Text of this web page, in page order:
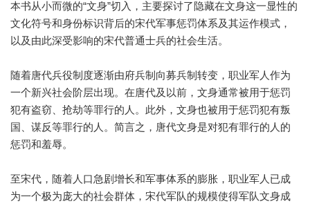
本书从小而微的“文身”切入，主要探讨了隐藏在文身这一显性的
文化符号和身份标识背后的宋代军事惩罚体系及其运作模式，
以及由此深受影响的宋代普通士兵的社会生活。
随着唐代兵役制度逐渐由府兵制向募兵制转变，职业军人作为
一个新兴社会阶层出现。在唐代及以前，文身通常被用于惩罚
犯有盗窃、抢劫等罪行的人。此外，文身也被用于惩罚犯有叛
国、谋反等罪行的人。简言之，唐代文身是对犯有罪行的人的
惩罚和羞辱。
至宋代，随着人口急剧增长和军事体系的膨胀，职业军人已成
为一个极为庞大的社会群体，宋代军队的规模使得军队文身成